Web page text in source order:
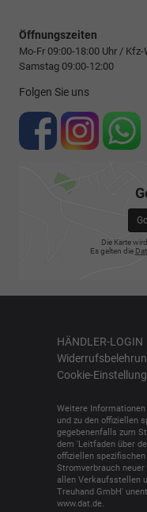
Öffnungszeiten
Mo-Fr 09:00-18:00 Uhr /
Samstag 09:00-12:00
Folgen Sie uns
Die Karte
Es gelten die
HÄNDLER-LOGIN
Cookie-
Weitere
und zu den offiziellen
gegebenenfalls zum
dem 'Leitfaden über
offiziellen spezifischen
Stromverbrauch
allen Verkaufsstellen
Treuhand GmbH'
www.dat.de.